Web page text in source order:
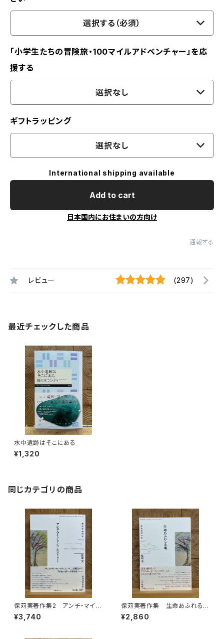
選択する（必須）
「小学生たちの冒険旅・100マイルアドベンチャー」を応
援する
選択なし
ギフトラッピング
選択なし
International shipping available
Add to cart
日本国内にお住まいの方向け
通報する
レビュー (297)
最近チェックした商品
水中遺跡はそこにある
¥1,320
同じカテゴリの商品
保苅実著作集2 アンチ・マイノ
リティ・ヒストリー
¥3,740
保苅実著作集 生命あふれる大
地
¥2,860